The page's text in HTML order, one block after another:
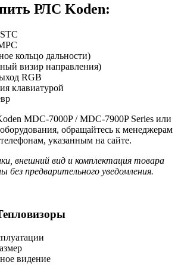
РЛС Koden:
кольцо дальности)
визир направления)
RGB
клавиатурой
MDC-7000P / MDC-7900P Series или
обращайтесь к менеджерам
указанным на сайте.
внешний вид и комплектация товара
без предварительного уведомления.
видение